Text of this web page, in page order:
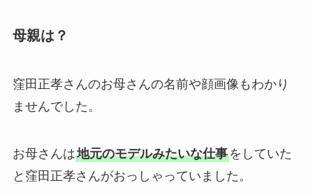
母親は？
窪田正孝さんのお母さんの名前や顔画像もわかり
ませんでした。
お母さんは地元のモデルみたいな仕事をしていた
と窪田正孝さんがおっしゃっていました。